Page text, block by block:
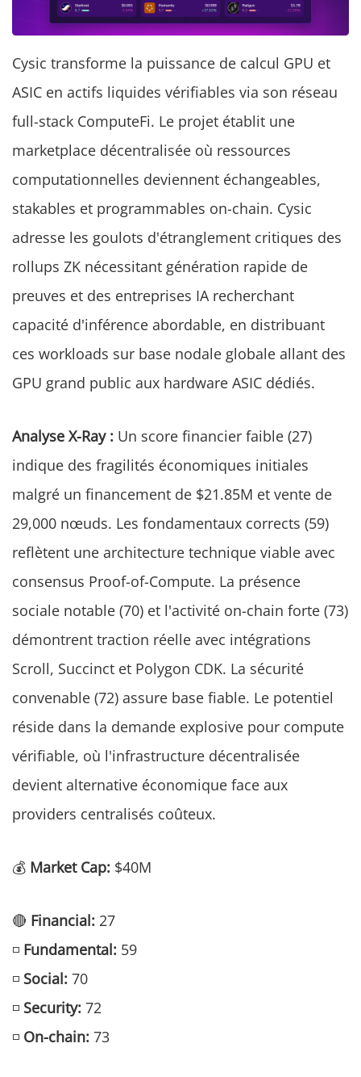
Cysic transforme la puissance de calcul GPU et
ASIC en actifs liquides vérifiables via son réseau
full-stack ComputeFi. Le projet établit une
marketplace décentralisée où ressources
computationnelles deviennent échangeables,
stakables et programmables on-chain. Cysic
adresse les goulots d'étranglement critiques des
rollups ZK nécessitant génération rapide de
preuves et des entreprises IA recherchant
capacité d'inférence abordable, en distribuant
ces workloads sur base nodale globale allant des
GPU grand public aux hardware ASIC dédiés.
Analyse X-Ray : Un score financier faible (27)
indique des fragilités économiques initiales
malgré un financement de $21.85M et vente de
29,000 nœuds. Les fondamentaux corrects (59)
reflètent une architecture technique viable avec
consensus Proof-of-Compute. La présence
sociale notable (70) et l'activité on-chain forte (73)
démontrent traction réelle avec intégrations
Scroll, Succinct et Polygon CDK. La sécurité
convenable (72) assure base fiable. Le potentiel
réside dans la demande explosive pour compute
vérifiable, où l'infrastructure décentralisée
devient alternative économique face aux
providers centralisés coûteux.
💰 Market Cap: $40M
🔴 Financial: 27
◽ Fundamental: 59
◽ Social: 70
◽ Security: 72
◽ On-chain: 73